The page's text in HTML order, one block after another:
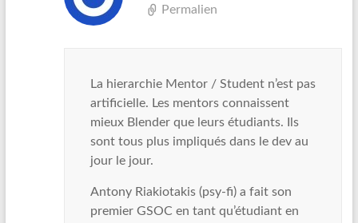
Permalien
La hierarchie Mentor / Student n’est pas
artificielle. Les mentors connaissent
mieux Blender que leurs étudiants. Ils
sont tous plus impliqués dans le dev au
jour le jour.
Antony Riakiotakis (psy-fi) a fait son
premier GSOC en tant qu’étudiant en